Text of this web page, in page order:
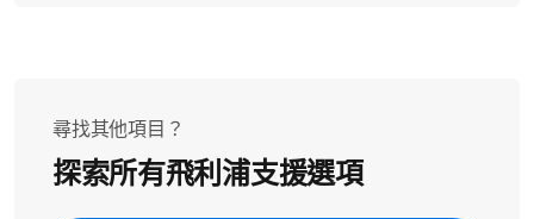
尋找其他項目？
探索所有飛利浦支援選項